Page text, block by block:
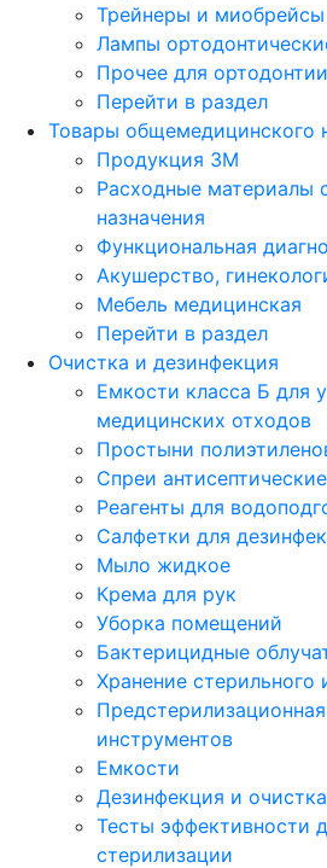
Трейнеры и миобрейсы
Лампы
Прочее для ортодонтии
Перейти в раздел
Товары общемедицинского
Продукция 3М
Расходные материалы
назначения
Функциональная
Акушерство,
Мебель медицинская
Перейти в раздел
Очистка и дезинфекция
Емкости класса Б для
медицинских отходов
Простыни
Спреи антисептические
Реагенты для
Салфетки для
Мыло жидкое
Крема для рук
Уборка помещений
Бактерицидные
Хранение стерильного
инструментов
Емкости
Дезинфекция и очистка
Тесты эффективности
стерилизации